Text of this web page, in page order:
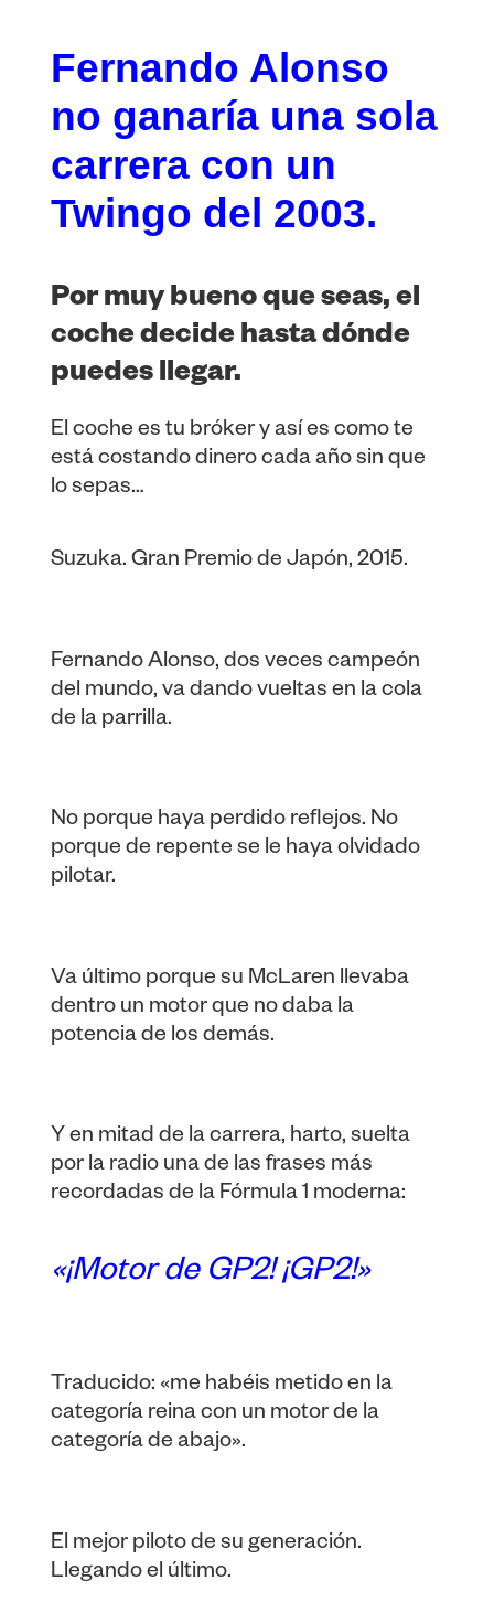
Fernando Alonso
no ganaría una sola
carrera con un
Twingo del 2003.
Por muy bueno que seas, el
coche decide hasta dónde
puedes llegar.
El coche es tu bróker y así es como te
está costando dinero cada año sin que
lo sepas…
Suzuka. Gran Premio de Japón, 2015.
Fernando Alonso, dos veces campeón
del mundo, va dando vueltas en la cola
de la parrilla.
No porque haya perdido reflejos. No
porque de repente se le haya olvidado
pilotar.
Va último porque su McLaren llevaba
dentro un motor que no daba la
potencia de los demás.
Y en mitad de la carrera, harto, suelta
por la radio una de las frases más
recordadas de la Fórmula 1 moderna:
«¡Motor de GP2! ¡GP2!»
Traducido: «me habéis metido en la
categoría reina con un motor de la
categoría de abajo».
El mejor piloto de su generación.
Llegando el último.